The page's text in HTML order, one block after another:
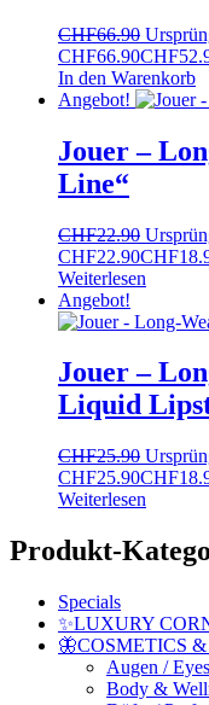
CHF66.90
CHF66.90CHF
In den Warenkorb
Angebot!
Jouer –
Line“
CHF22.90
CHF22.90CHF
Weiterlesen
Angebot!
Jouer –
Liquid
CHF25.90
CHF25.90CHF
Weiterlesen
Produkt-
Specials
✨LUXURY
🦋COSMETICS
Augen / Eyes
Body &